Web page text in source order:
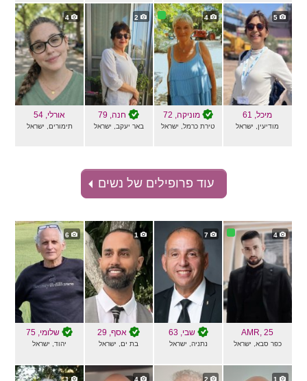
5
מיכל, 61
מודיעין, ישראל
4
מוניקה, 72
טירת כרמל, ישראל
2
חנה, 79
באר יעקב, ישראל
4
אורלי, 54
תימורים, ישראל
עוד פרופילים של נשים
4
AMR, 25
כפר סבא, ישראל
7
שבי, 63
נתניה, ישראל
1
אסף, 29
בת ים, ישראל
6
שלומי, 75
יהוד, ישראל
1
2
4
1